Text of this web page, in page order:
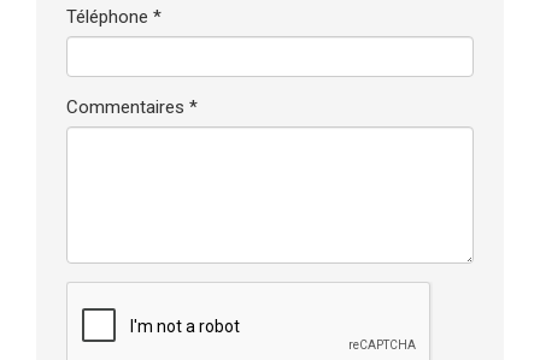
Téléphone *
Commentaires *